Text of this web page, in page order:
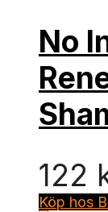
No
122
Köp hos